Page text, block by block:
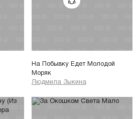
На Побывку Едет Молодой
Моряк
Людмила Зыкина